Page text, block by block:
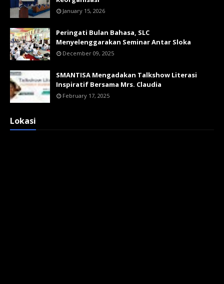
January 15, 2026
Peringati Bulan Bahasa, SLC
Menyelenggarakan Seminar Antar Sloka
December 09, 2025
SMANTISA Mengadakan Talkshow Literasi
Inspiratif Bersama Mrs. Claudia
February 17, 2025
Lokasi